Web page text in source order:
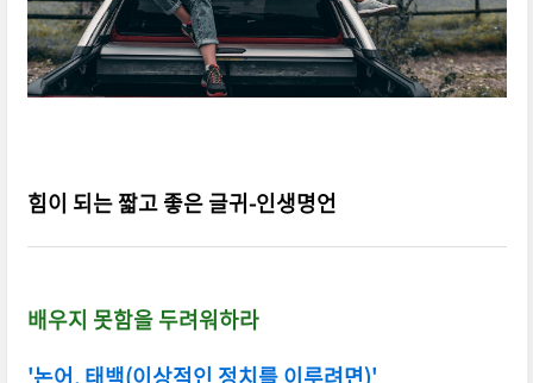
힘이 되는 짧고 좋은 글귀-인생명언
배우지 못함을 두려워하라